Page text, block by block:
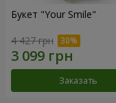
Букет "Your Smile"
4 427 грн
Заказать